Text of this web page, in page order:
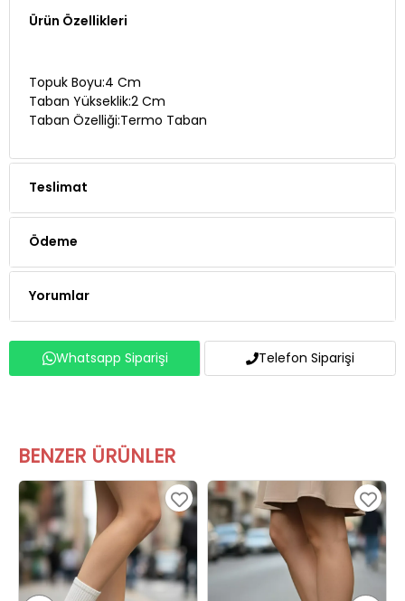
Ürün Özellikleri
Topuk Boyu:4 Cm
Taban Yükseklik:2 Cm
Taban Özelliği:Termo Taban
Teslimat
Ödeme
Yorumlar
Whatsapp Siparişi Telefon Siparişi
BENZER ÜRÜNLER